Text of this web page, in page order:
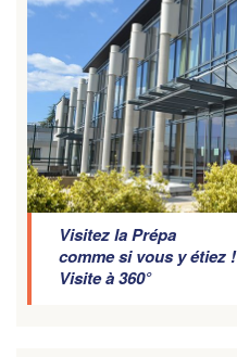
Visitez la Prépa
comme si vous y étiez !
Visite à 360°